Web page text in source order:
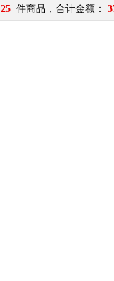
25 件商品，合计金额：